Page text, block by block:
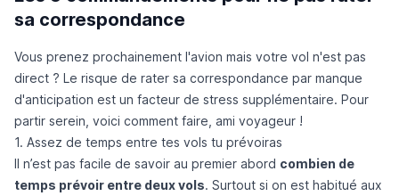
sa correspondance
Vous prenez prochainement l'avion mais votre vol n'est pas
direct ? Le risque de rater sa correspondance par manque
d'anticipation est un facteur de stress supplémentaire. Pour
partir serein, voici comment faire, ami voyageur !
1. Assez de temps entre tes vols tu prévoiras
Il n’est pas facile de savoir au premier abord combien de
temps prévoir entre deux vols. Surtout si on est habitué aux